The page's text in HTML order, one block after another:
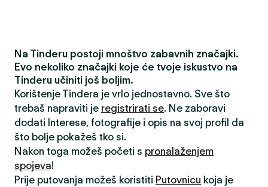
Na Tinderu postoji mnoštvo zabavnih značajki.
Evo nekoliko značajki koje će tvoje iskustvo na
Tinderu učiniti još boljim.
Korištenje Tindera je vrlo jednostavno. Sve što
trebaš napraviti je registrirati se. Ne zaboravi
dodati Interese, fotografije i opis na svoj profil da
što bolje pokažeš tko si.
Nakon toga možeš početi s pronalaženjem
spojeva!
Prije putovanja možeš koristiti Putovnicu koja je